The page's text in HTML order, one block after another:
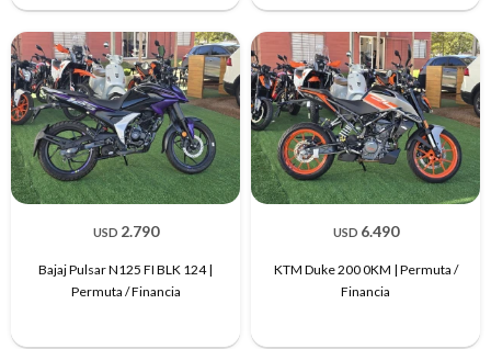
USD 2.790
Bajaj Pulsar N125 FI BLK 124 |
Permuta / Financia
USD 6.490
KTM Duke 200 0KM | Permuta /
Financia